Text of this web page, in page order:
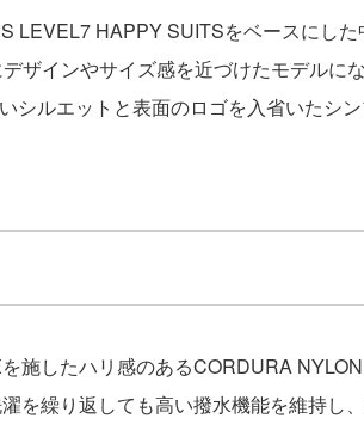
LEVEL7 HAPPY SUITSをベースにした
ザインやサイズ感を近づけたモデルに
シルエットと表面のロゴを入省いたシ
施したハリ感のあるCORDURA
を繰り返しても高い撥水機能を維持し